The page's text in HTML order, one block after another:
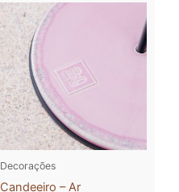
Decorações
Candeeiro – Ar